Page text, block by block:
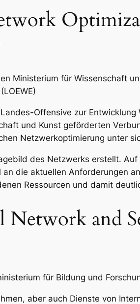
Ministerium für Wissenschaft
Offensive zur
und Kunst geförderten
Netzwerkoptimierung unter
des Netzwerks erstellt.
die aktuellen Anforderungen
Ressourcen und damit
Network and
für Bildung und
aber auch Dienste von